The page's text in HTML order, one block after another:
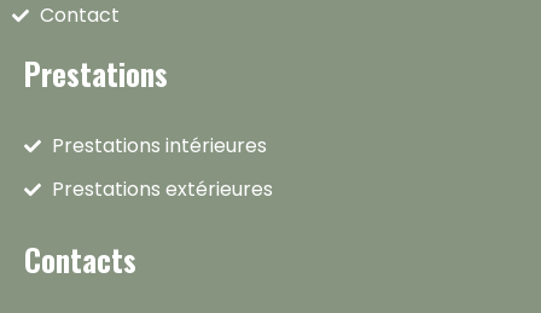
Contact
Prestations
Prestations intérieures
Prestations extérieures
Contacts